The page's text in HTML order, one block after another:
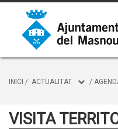
INICI / ACTUALITAT /
VISITA